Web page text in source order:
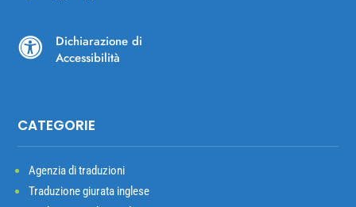

Dichiarazione di
Accessibilità
CATEGORIE
Agenzia di traduzioni
Traduzione giurata inglese